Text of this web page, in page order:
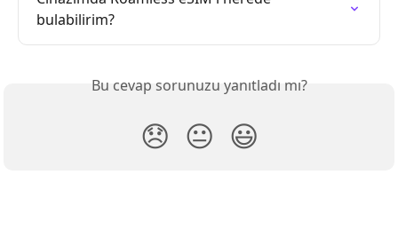
bulabilirim?
Bu cevap sorunuzu yanıtladı mı?
😞 😐 😃